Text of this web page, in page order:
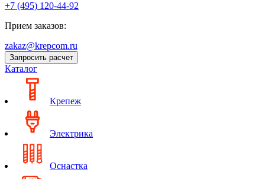
+7 (495) 120-44-92
Прием заказов:
zakaz@krepcom.ru
Запросить расчет
Каталог
Крепеж
Электрика
Оснастка